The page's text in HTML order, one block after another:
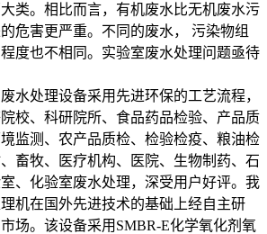
类。相比而言，有机废水比无机废水污
危害更严重。不同的废水， 污染物组
度也不相同。实验室废水处理问题亟待
处理设备采用先进环保的工艺流程，
校、科研院所、食品药品检验、产品质
监测、农产品质检、检验检疫、粮油检
畜牧、医疗机构、医院、生物制药、石
、化验室废水处理，深受用户好评。我
机在国外先进技术的基础上经自主研
场。该设备采用SMBR-E化学氧化剂氧